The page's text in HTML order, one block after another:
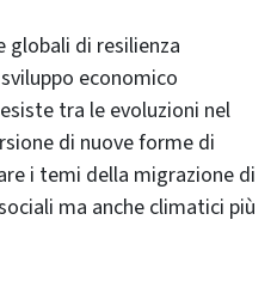
economico
tra le evoluzioni nel
di nuove forme di
i temi della migrazione di
ma anche climatici più